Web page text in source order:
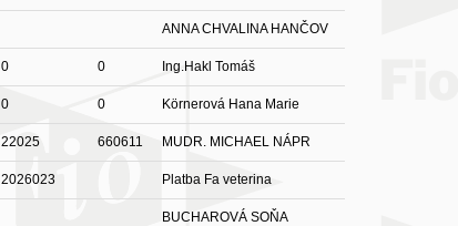
ANNA CHVALINA HANČOV
0 0 Ing.Hakl Tomáš
0 0 Körnerová Hana Marie
22025 660611 MUDR. MICHAEL NÁPR
2026023 Platba Fa veterina
BUCHAROVÁ SOŇA